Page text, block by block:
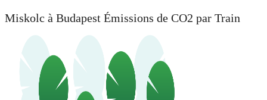
Miskolc à Budapest Émissions de CO2 par Train